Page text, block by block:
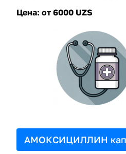
Цена: от 6000 UZS
АМОКСИЦИЛЛИН